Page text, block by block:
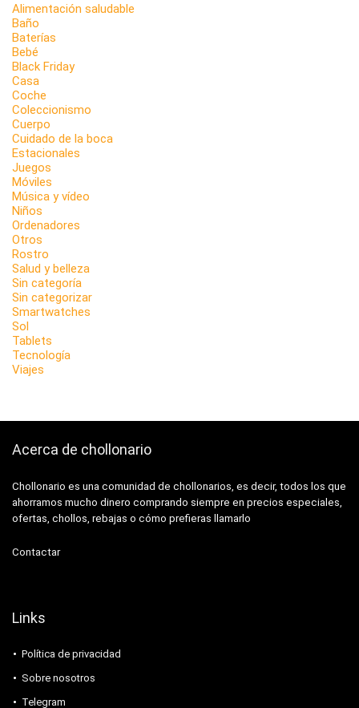
Alimentación saludable
Baño
Baterías
Bebé
Black Friday
Casa
Coche
Coleccionismo
Cuerpo
Cuidado de la boca
Estacionales
Juegos
Móviles
Música y vídeo
Niños
Ordenadores
Otros
Rostro
Salud y belleza
Sin categoría
Sin categorizar
Smartwatches
Sol
Tablets
Tecnología
Viajes
Acerca de chollonario
Chollonario es una comunidad de chollonarios, es decir, todos los que
ahorramos mucho dinero comprando siempre en precios especiales,
ofertas, chollos, rebajas o cómo prefieras llamarlo
Contactar
Links
Política de privacidad
Sobre nosotros
Telegram